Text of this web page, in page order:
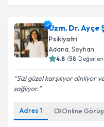
Uzm. Dr. Ayçe
Psikiyatri
Adana, Seyhan
4.8 (58
Sizi güzel karşılıyor dinliyor
sağlıyor.
Adres 1 Online